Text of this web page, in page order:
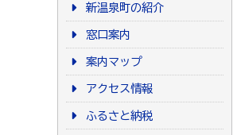
新温泉町の紹介
窓口案内
案内マップ
アクセス情報
ふるさと納税